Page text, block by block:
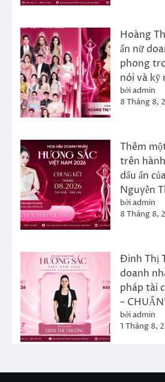
Hoàng
ấn nữ
phong
nói và kỹ
bởi admin
8 Tháng 8,
Thêm
trên
dấu ấn
Nguyễn
bởi admin
8 Tháng 8,
Đinh Thị
doanh
pháp tài
–
bởi admin
1 Tháng 8,